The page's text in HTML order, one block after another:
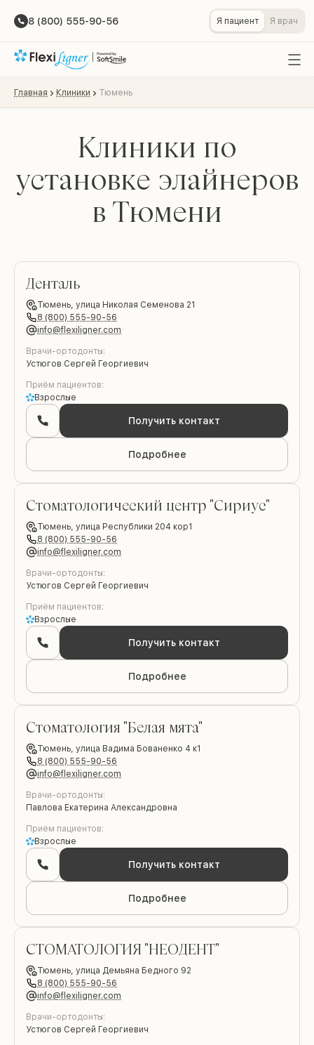
8 (800) 555-90-56 Я пациент Я врач
Главная Клиники Тюмень
Клиники по
установке элайнеров
в Тюмени
Денталь
Тюмень, улица Николая Семенова 21
8 (800) 555-90-56
info@flexiligner.com
Врачи-ортодонты:
Устюгов Сергей Георгиевич
Приём пациентов:
Взрослые
Получить контакт
Подробнее
Brilliance
Стоматологический центр "Сириус"
Тюмень, улица Республики 204 кор1
8 (800) 555-90-56
info@flexiligner.com
Врачи-ортодонты:
Устюгов Сергей Георгиевич
Приём пациентов:
Взрослые
Получить контакт
Подробнее
Brilliance
Стоматология "Белая мята"
Тюмень, улица Вадима Бованенко 4 к1
8 (800) 555-90-56
info@flexiligner.com
Врачи-ортодонты:
Павлова Екатерина Александровна
Приём пациентов:
Взрослые
Получить контакт
Подробнее
СТОМАТОЛОГИЯ "НЕОДЕНТ"
Тюмень, улица Демьяна Бедного 92
8 (800) 555-90-56
info@flexiligner.com
Врачи-ортодонты:
Устюгов Сергей Георгиевич